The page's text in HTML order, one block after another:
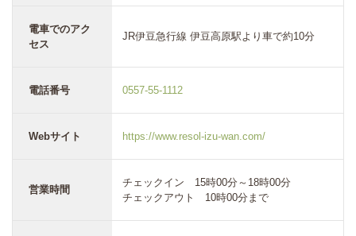
電車でのアク
セス
JR伊豆急行線 伊豆高原駅より車で約10分
電話番号 0557-55-1112
Webサイト https://www.resol-izu-wan.com/
営業時間
チェックイン 15時00分～18時00分
チェックアウト 10時00分まで